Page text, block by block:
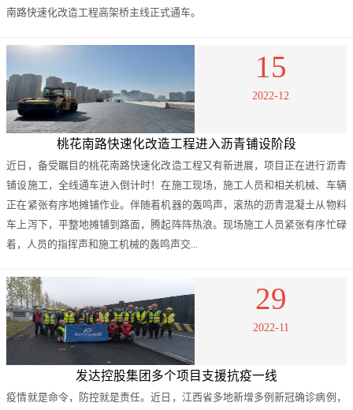
南路快速化改造工程高架桥主线正式通车。
15
2022-12
桃花南路快速化改造工程进入沥青铺设阶段
近日，备受瞩目的桃花南路快速化改造工程又有新进展，项目正在进行沥青
铺设施工，全线通车进入倒计时！在施工现场，施工人员和相关机械、车辆
正在紧张有序地摊铺作业。伴随着机器的轰鸣声，滚热的沥青混凝土从物料
车上泻下，平整地摊铺到路面，腾起阵阵热浪。现场施工人员紧张有序忙碌
着，人员的指挥声和施工机械的轰鸣声交...
29
2022-11
发达控股集团多个项目支援抗疫一线
疫情就是命令，防控就是责任。近日，江西省多地新增多例新冠确诊病例，